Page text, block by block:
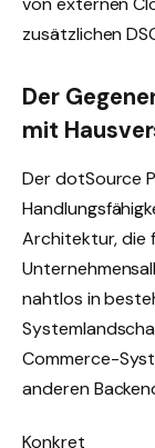
zusätzlichen
Der
mit
Der dotSource
Architektur, die
nahtlos in
Commerce-
anderen
Konkret